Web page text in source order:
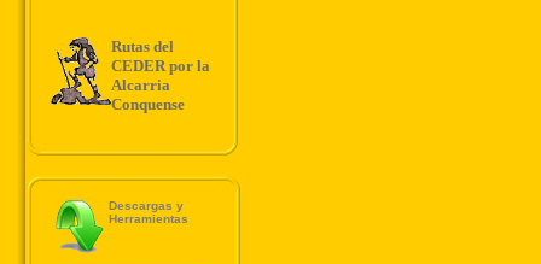
Rutas del
CEDER por la
Alcarria
Conquense
Descargas y
Herramientas